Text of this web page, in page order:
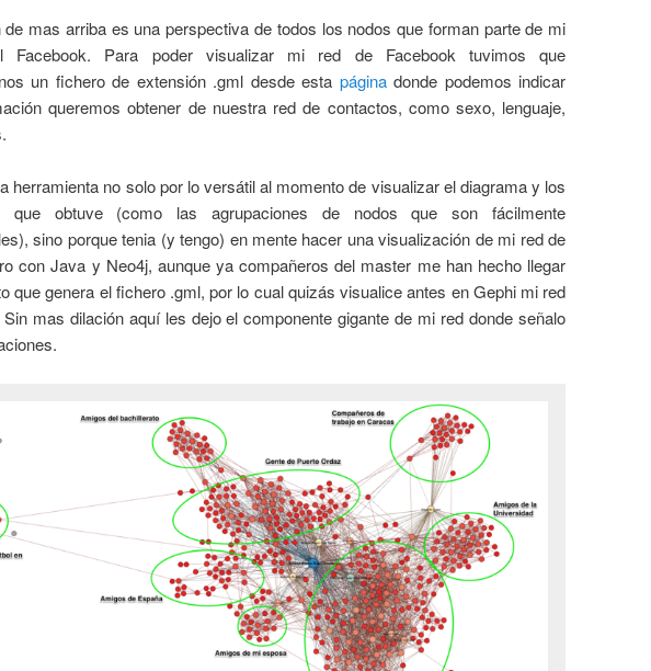
de mas arriba es una perspectiva de todos los nodos que forman parte de mi
Facebook. Para poder visualizar mi red de Facebook tuvimos que
un fichero de extensión .gml desde esta páginadonde podemos indicar
queremos obtener de nuestra red de contactos, como sexo, lenguaje,
herramienta no solo por lo versátil al momento de visualizar el diagrama y los
que obtuve (como las agrupaciones de nodos que son fácilmente
sino porque tenia (y tengo) en mente hacer una visualización de mi red de
con Java y Neo4j, aunque ya compañeros del master me han hecho llegar
que genera el fichero .gml, por lo cual quizás visualice antes en Gephi mi red
Sin mas dilación aquí les dejo el componente gigante de mi red donde señalo